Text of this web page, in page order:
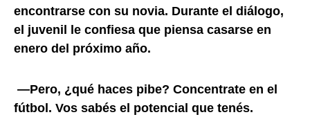
encontrarse con su novia. Durante el diálogo,
el juvenil le confiesa que piensa casarse en
enero del próximo año.
—Pero, ¿qué haces pibe? Concentrate en el
fútbol. Vos sabés el potencial que tenés.